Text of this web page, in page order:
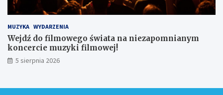
MUZYKA WYDARZENIA
Wejdź do filmowego świata na niezapomnianym
koncercie muzyki filmowej!
5 sierpnia 2026